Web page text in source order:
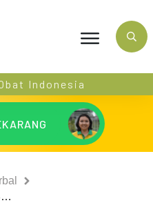
Indonesia
Inilah Resep Herbal Infeksi Saluran Kemih Terbaik Untuk Anda